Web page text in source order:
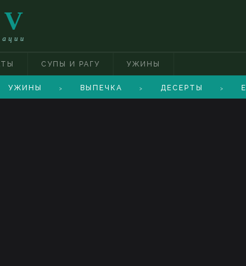
СУПЫ И РАГУ УЖИНЫ
УЖИНЫ > ВЫПЕЧКА > ДЕСЕРТЫ >